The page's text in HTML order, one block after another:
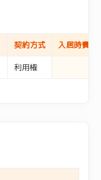
契約方式 入居時費用
利用権